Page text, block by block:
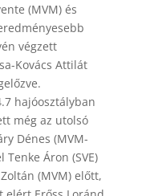
(MVM) és
végzett
Kovács Attilát
hajóosztályban
még az utolsó
Dénes (MVM-
Áron (SVE)
(MVM) előtt,